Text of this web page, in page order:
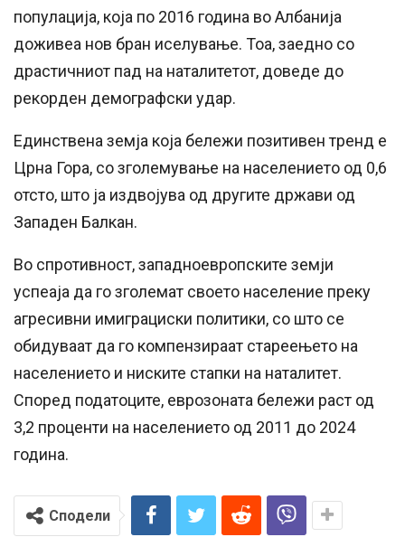
популација, која по 2016 година во Албанија
доживеа нов бран иселување. Тоа, заедно со
драстичниот пад на наталитетот, доведе до
рекорден демографски удар.
Единствена земја која бележи позитивен тренд е
Црна Гора, со зголемување на населението од 0,6
отсто, што ја издвојува од другите држави од
Западен Балкан.
Во спротивност, западноевропските земји
успеаја да го зголемат своето население преку
агресивни имиграциски политики, со што се
обидуваат да го компензираат стареењето на
населението и ниските стапки на наталитет.
Според податоците, еврозоната бележи раст од
3,2 проценти на населението од 2011 до 2024
година.
Сподели